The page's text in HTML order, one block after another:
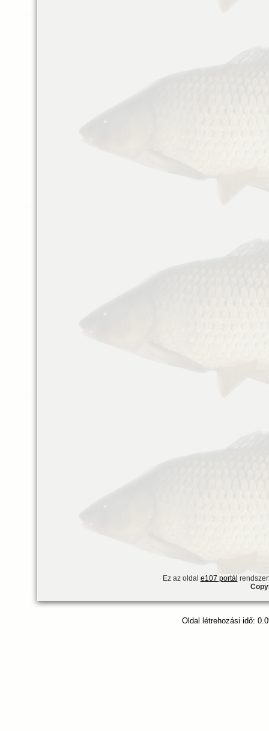
Ez az oldal e107 portál
Oldal létrehozási idő: